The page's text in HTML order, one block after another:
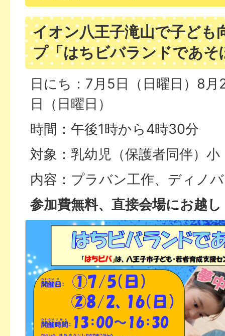
イオン八王子滝山で子ども
プ「はちビバランドであそ
日にち：7月5日（日曜日）8
日（日曜日）
時間：午後1時から4時30分
対象：乳幼児（保護者同伴）小
内容：プラバン工作、ディノ
参加費無料、直接会場にお越